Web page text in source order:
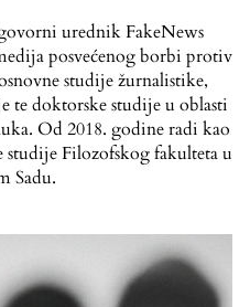
urednik FakeNews
posvećenog borbi protiv
studije žurnalistike,
te doktorske studije u oblasti
Od 2018. godine radi kao
studije Filozofskog fakulteta u
Sadu.